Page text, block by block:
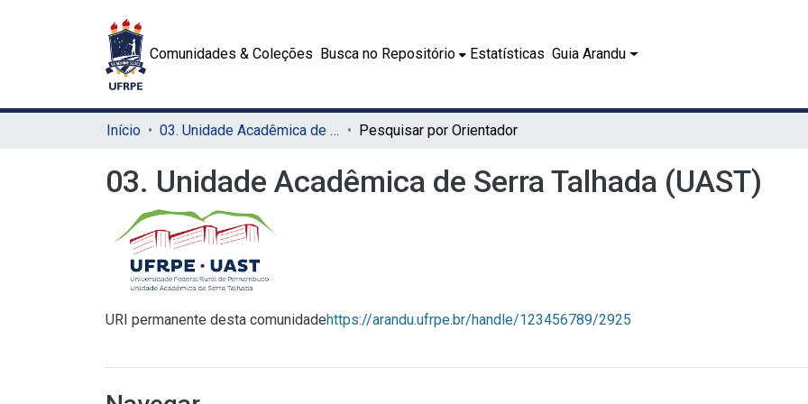
Comunidades & Coleções Busca no Repositório Estatísticas Guia Arandu
Início 03. Unidade Acadêmica de Serra Talhada (UAST) Pesquisar por Orientador
03. Unidade Acadêmica de Serra Talhada (UAST)
URI permanente desta comunidadehttps://arandu.ufrpe.br/handle/123456789/2925